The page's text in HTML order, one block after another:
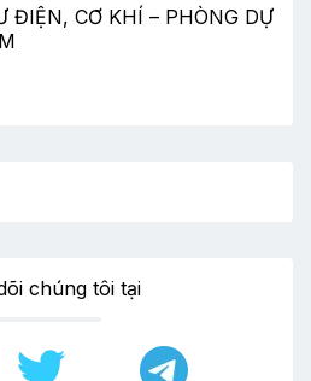
ĐIỆN, CƠ KHÍ – PHÒNG DỰ
chúng tôi tại